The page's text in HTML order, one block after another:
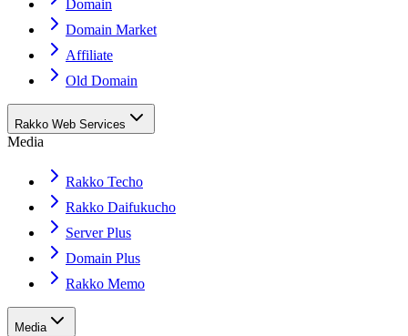
Domain
Domain Market
Affiliate
Old Domain
Rakko Web Services
Media
Rakko Techo
Rakko Daifukucho
Server Plus
Domain Plus
Rakko Memo
Media